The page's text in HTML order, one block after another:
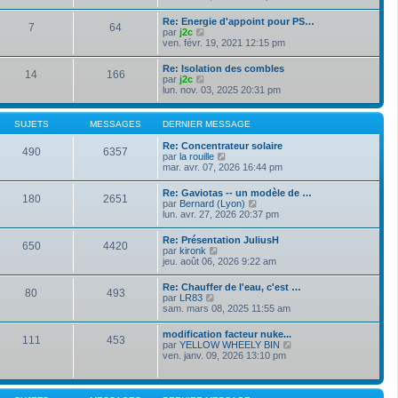
s
s
a
e
e
r
m
e
s
s
a
e
r
n
e
r
m
e
s
s
a
e
l
e
d
e
r
e
r
m
e
s
s
a
g
7 64
Re: Energie d'appoint pour PS…
par j2c
o
r
l
e
d
e
r
n
i
e
r
m
e
s
s
a
g
ven. févr. 19, 2021 12:15 pm
14 166
Re: Isolation des combles
par j2c
o
r
l
d
e
r
n
i
e
r
m
e
s
s
a
lun. nov. 03, 2025 20:31 pm
SUJETS MESSAGES DERNIER MESSAGE
490 6357
Re: Concentrateur solaire
par la rouille
o
l
e
d
e
r
i
e
r
m
e
s
s
a
g
e
mar. avr. 07, 2026 16:44 pm
180 2651
Re: Gaviotas -- un modèle de …
par Bernard (Lyon)
o
r
l
e
d
e
r
i
e
r
m
e
s
a
lun. avr. 27, 2026 20:37 pm
650 4420
Re: Présentation JuliusH
par kironk
o
l
e
d
e
r
n
r
m
jeu. août 06, 2026 9:22 am
80 493
Re: Chauffer de l'eau, c'est …
par LR83
o
l
e
d
r
n
sam. mars 08, 2025 11:55 am
111 453
modification facteur nuke...
par YELLOW WHEELY BIN
l
ven. janv. 09, 2026 13:10 pm